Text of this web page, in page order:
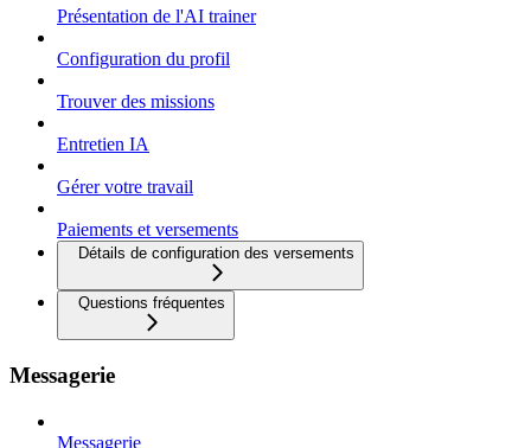
Présentation de l'AI trainer
Configuration du profil
Trouver des missions
Entretien IA
Gérer votre travail
Paiements et versements
Détails de configuration des versements
Questions fréquentes
Messagerie
Messagerie